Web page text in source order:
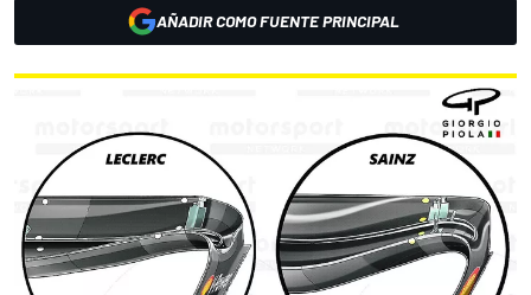
AÑADIR COMO FUENTE PRINCIPAL